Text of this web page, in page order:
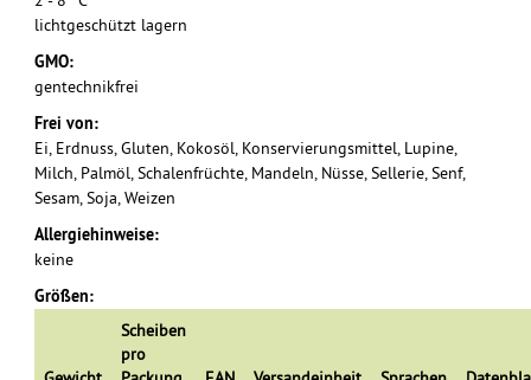
lichtgeschützt lagern
GMO:
gentechnikfrei
Frei von:
Ei, Erdnuss, Gluten, Kokosöl, Konservierungsmittel, Lupine,
Milch, Palmöl, Schalenfrüchte, Mandeln, Nüsse, Sellerie, Senf,
Sesam, Soja, Weizen
Allergiehinweise:
keine
Größen:
Scheiben
pro